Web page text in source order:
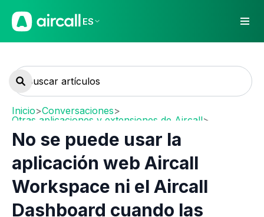
ES
Inicio>Conversaciones>
Otras aplicaciones y extensiones de Aircall>
No se puede usar la
aplicación web Aircall
Workspace ni el Aircall
Dashboard cuando las